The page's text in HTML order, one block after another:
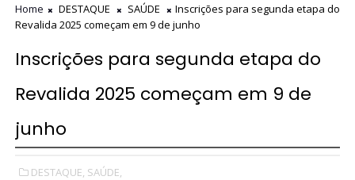
Home DESTAQUE SAÚDE
Inscrições para segunda etapa do
Revalida 2025 começam em 9 de junho
Inscrições para segunda etapa do
Revalida 2025 começam em 9 de
junho
DESTAQUE, SAÚDE,